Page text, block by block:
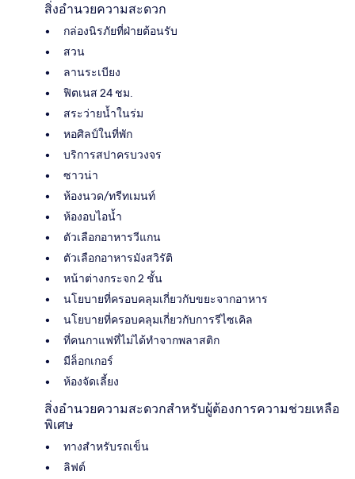
สิ่งอำนวยความสะดวก
กล่องนิรภัยที่ฝ่ายต้อนรับ
สวน
ลานระเบียง
ฟิตเนส 24 ชม.
สระว่ายน้ำในร่ม
หอศิลป์ในที่พัก
บริการสปาครบวงจร
ซาวน่า
ห้องนวด/ทรีทเมนท์
ห้องอบไอน้ำ
ตัวเลือกอาหารวีแกน
ตัวเลือกอาหารมังสวิรัติ
หน้าต่างกระจก 2 ชั้น
นโยบายที่ครอบคลุมเกี่ยวกับขยะจากอาหาร
นโยบายที่ครอบคลุมเกี่ยวกับการรีไซเคิล
ที่คนกาแฟที่ไม่ได้ทำจากพลาสติก
มีล็อกเกอร์
ห้องจัดเลี้ยง
สิ่งอำนวยความสะดวกสำหรับผู้ต้องการความช่วยเหลือ
พิเศษ
ทางสำหรับรถเข็น
ลิฟต์